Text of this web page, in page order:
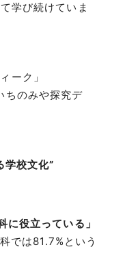
学び続けていま
ーク」
ちのみや探究デ
学校文化”
に役立っている」
では81.7%という